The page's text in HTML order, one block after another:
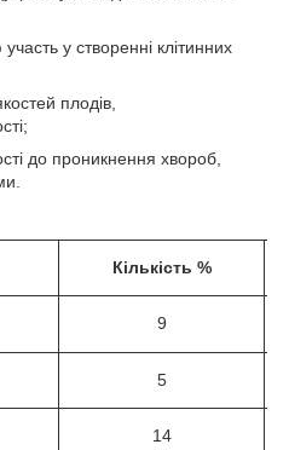
у створенні клітинних
плодів,
до проникнення хвороб,
Кількість %
9
5
14